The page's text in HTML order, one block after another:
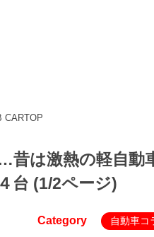
CARTOP
は激熱の軽自
台 (1/2ページ)
Category 自動車コ